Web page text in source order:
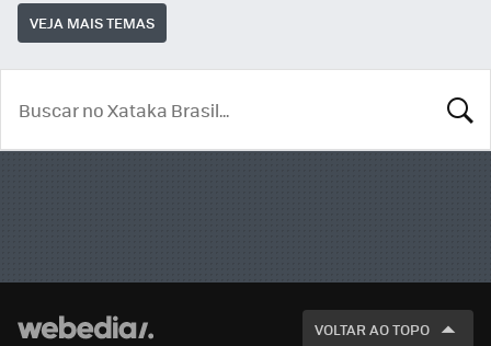
VEJA MAIS TEMAS
VOLTAR AO TOPO